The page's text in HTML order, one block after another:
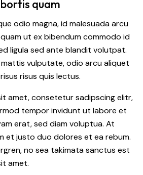
quam
odio magna, id malesuada arcu
ut ex bibendum commodo id
ligula sed ante blandit volutpat.
vulputate, odio arcu aliquet
risus quis lectus.
amet, consetetur sadipscing elitr,
tempor invidunt ut labore et
erat, sed diam voluptua. At
et justo duo dolores et ea rebum.
no sea takimata sanctus est
amet.